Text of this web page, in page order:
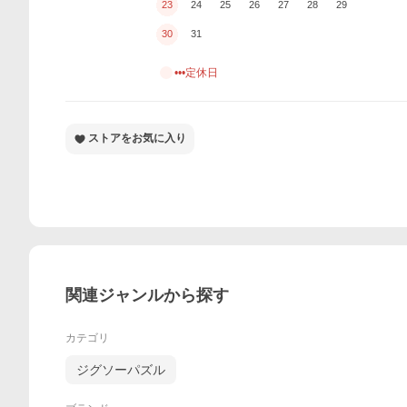
23 24 25 26 27 28 29
30 31
•••定休日
ストアをお気に入り
関連ジャンルから探す
カテゴリ
ジグソーパズル